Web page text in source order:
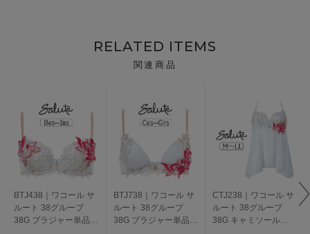
RELATED ITEMS
関連商品
BTJ438｜ワコール サ
ルート 38グループ
38G ブラジャー単品
BTJ738｜ワコール サ
ルート 38グループ
38G ブラジャー単品
CTJ238｜ワコール サ
ルート 38グループ
38G キャミソール